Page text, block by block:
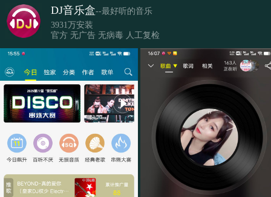
DJ音乐盒--最好听的音乐
3931万安装
官方 无广告 无病毒 人工复检